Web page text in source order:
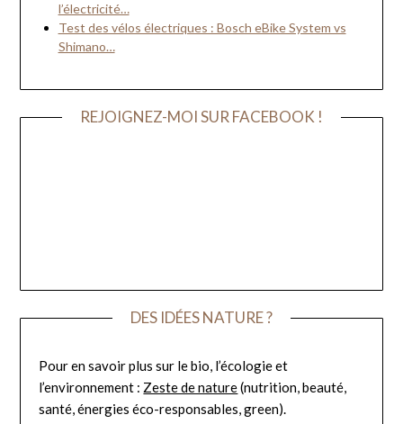
l’électricité…
Test des vélos électriques : Bosch eBike System vs
Shimano…
REJOIGNEZ-MOI SUR FACEBOOK !
DES IDÉES NATURE ?
Pour en savoir plus sur le bio, l’écologie et
l’environnement : Zeste de nature(nutrition, beauté,
santé, énergies éco-responsables, green).